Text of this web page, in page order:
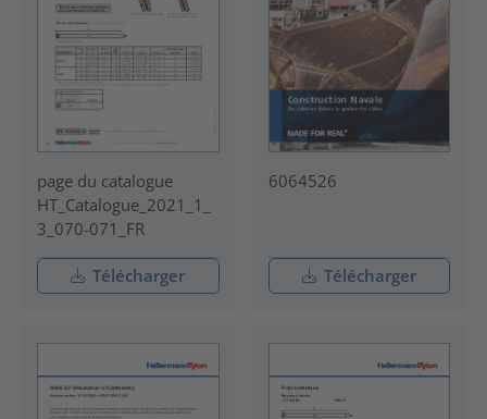
page du catalogue
HT_Catalogue_2021_1_
3_070-071_FR
Télécharger
6064526
Télécharger